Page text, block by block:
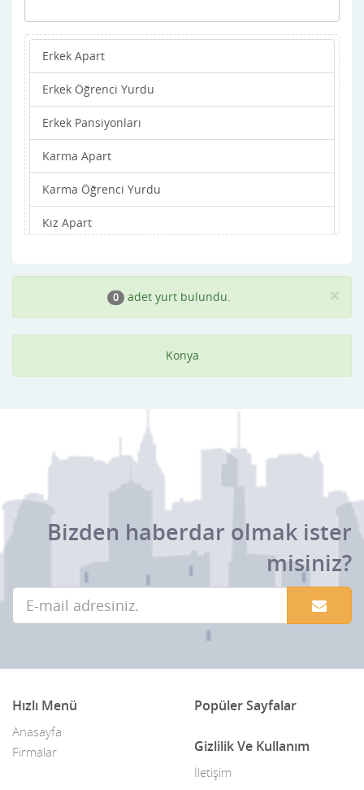
Derebucak
Doğanhisar
Emirgazi
Ereğli
Güneysınır
Hadim
Halkapınar
Meram
Merkez
Sarayönü
Seydişehir
Taşkent
Yunak
Erkek Apart
Erkek Öğrenci Yurdu
Erkek Pansiyonları
Karma Apart
Karma Öğrenci Yurdu
Kız Apart
Kız Pansiyonları ×
0 adet yurt bulundu.
Konya
Bizden haberdar olmak ister
misiniz?
Hızlı Menü
Anasayfa
Firmalar
Popüler Sayfalar
Gizlilik Ve Kullanım
İletişim